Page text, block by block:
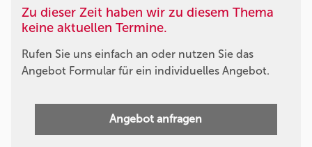
Zu dieser Zeit haben wir zu diesem Thema
keine aktuellen Termine.
Rufen Sie uns einfach an oder nutzen Sie das
Angebot Formular für ein individuelles Angebot.
Angebot anfragen